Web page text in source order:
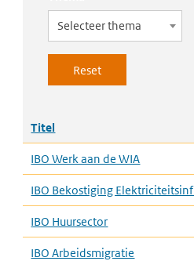
Selecteer thema
Titel
IBO Werk aan de WIA
IBO Bekostiging
IBO Huursector
IBO Arbeidsmigratie